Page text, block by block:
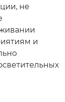
не
и